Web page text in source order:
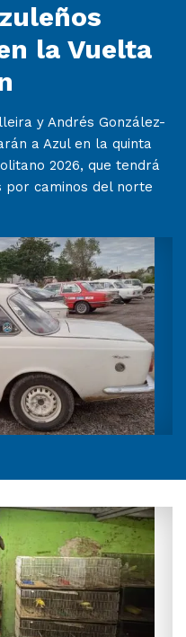
la Vuelta
y Andrés González-
a Azul en la quinta
2026, que tendrá
por caminos del norte